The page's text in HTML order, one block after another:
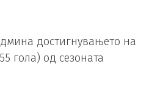
достигнувањето на
гола) од сезоната